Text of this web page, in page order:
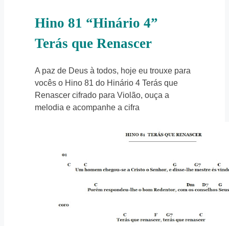
Hino 81 “Hinário 4”
Terás que Renascer
A paz de Deus à todos, hoje eu trouxe para
vocês o Hino 81 do Hinário 4 Terás que
Renascer cifrado para Violão, ouça a
melodia e acompanhe a cifra